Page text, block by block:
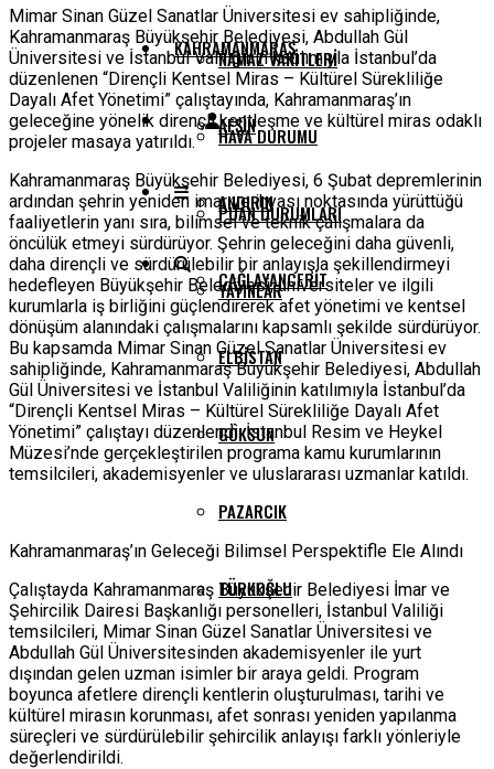
NAMAZ VAKITLERI
HAVA DURUMU
PUAN DURUMLARI
YAYINLAR
KAHRAMANMARAŞ
AFŞIN
ANDIRIN
ÇAĞLAYANCERIT
ELBISTAN
GÖKSUN
PAZARCIK
TÜRKOĞLU
Mimar Sinan Güzel Sanatlar Üniversitesi ev sahipliğinde,
Kahramanmaraş Büyükşehir Belediyesi, Abdullah Gül
Üniversitesi ve İstanbul Valiliğinin katılımıyla İstanbul’da
düzenlenen “Dirençli Kentsel Miras – Kültürel Sürekliliğe
Dayalı Afet Yönetimi” çalıştayında, Kahramanmaraş’ın
geleceğine yönelik dirençli kentleşme ve kültürel miras odaklı
projeler masaya yatırıldı.
Kahramanmaraş Büyükşehir Belediyesi, 6 Şubat depremlerinin
ardından şehrin yeniden imar ve ihyası noktasında yürüttüğü
faaliyetlerin yanı sıra, bilimsel ve teknik çalışmalara da
öncülük etmeyi sürdürüyor. Şehrin geleceğini daha güvenli,
daha dirençli ve sürdürülebilir bir anlayışla şekillendirmeyi
hedefleyen Büyükşehir Belediyesi, üniversiteler ve ilgili
kurumlarla iş birliğini güçlendirerek afet yönetimi ve kentsel
dönüşüm alanındaki çalışmalarını kapsamlı şekilde sürdürüyor.
Bu kapsamda Mimar Sinan Güzel Sanatlar Üniversitesi ev
sahipliğinde, Kahramanmaraş Büyükşehir Belediyesi, Abdullah
Gül Üniversitesi ve İstanbul Valiliğinin katılımıyla İstanbul’da
“Dirençli Kentsel Miras – Kültürel Sürekliliğe Dayalı Afet
Yönetimi” çalıştayı düzenlendi. İstanbul Resim ve Heykel
Müzesi’nde gerçekleştirilen programa kamu kurumlarının
temsilcileri, akademisyenler ve uluslararası uzmanlar katıldı.
Kahramanmaraş’ın Geleceği Bilimsel Perspektifle Ele Alındı
Çalıştayda Kahramanmaraş Büyükşehir Belediyesi İmar ve
Şehircilik Dairesi Başkanlığı personelleri, İstanbul Valiliği
temsilcileri, Mimar Sinan Güzel Sanatlar Üniversitesi ve
Abdullah Gül Üniversitesinden akademisyenler ile yurt
dışından gelen uzman isimler bir araya geldi. Program
boyunca afetlere dirençli kentlerin oluşturulması, tarihi ve
kültürel mirasın korunması, afet sonrası yeniden yapılanma
süreçleri ve sürdürülebilir şehircilik anlayışı farklı yönleriyle
değerlendirildi.